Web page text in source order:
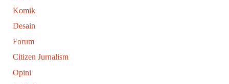
Komik
Desain
Forum
Citizen Jurnalism
Opini